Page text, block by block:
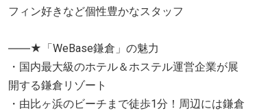
フィン好きなど個性豊かなスタッフ
――★「WeBase鎌倉」の魅力
・国内最大級のホテル＆ホステル運営企業が展
開する鎌倉リゾート
・由比ヶ浜のビーチまで徒歩1分！周辺には鎌倉